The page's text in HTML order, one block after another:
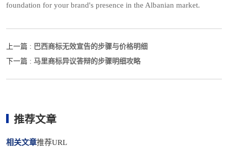
foundation for your brand's presence in the Albanian market.
上一篇 : 巴西商标无效宣告的步骤与价格明细
下一篇 : 马里商标异议答辩的步骤明细攻略
推荐文章
相关文章推荐URL